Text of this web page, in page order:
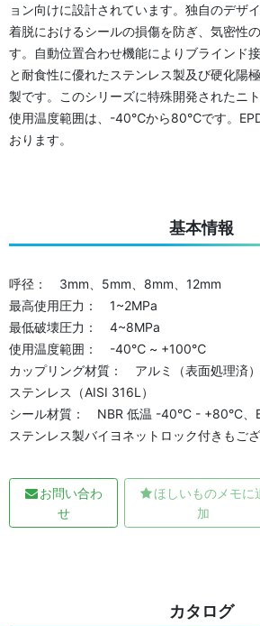
ョン向けに設計されています。独自のデザ
着脱におけるシールの損傷を防ぎ、気密性
す。自動位置合わせ機能によりブラインド
と耐食性に優れたステンレス製及び硬化陽
製です。このシリーズに特殊開発されたニ
使用温度範囲は、-40℃から80℃です。
おります。
基本情報
呼径： 3mm、5mm、8mm、12mm
最高使用圧力： 1~2MPa
最低破壊圧力： 4~8MPa
使用温度範囲： -40℃ ~ +100℃
カップリング材質： アルミ（表面処理済）
ステンレス（AISI 316L）
シール材質： NBR 低温 -40°C - +80°C、
ステンレス製バイヨネットロック付きもござ
お問い合わ
せ
ほしいものメモに
加
カタログ